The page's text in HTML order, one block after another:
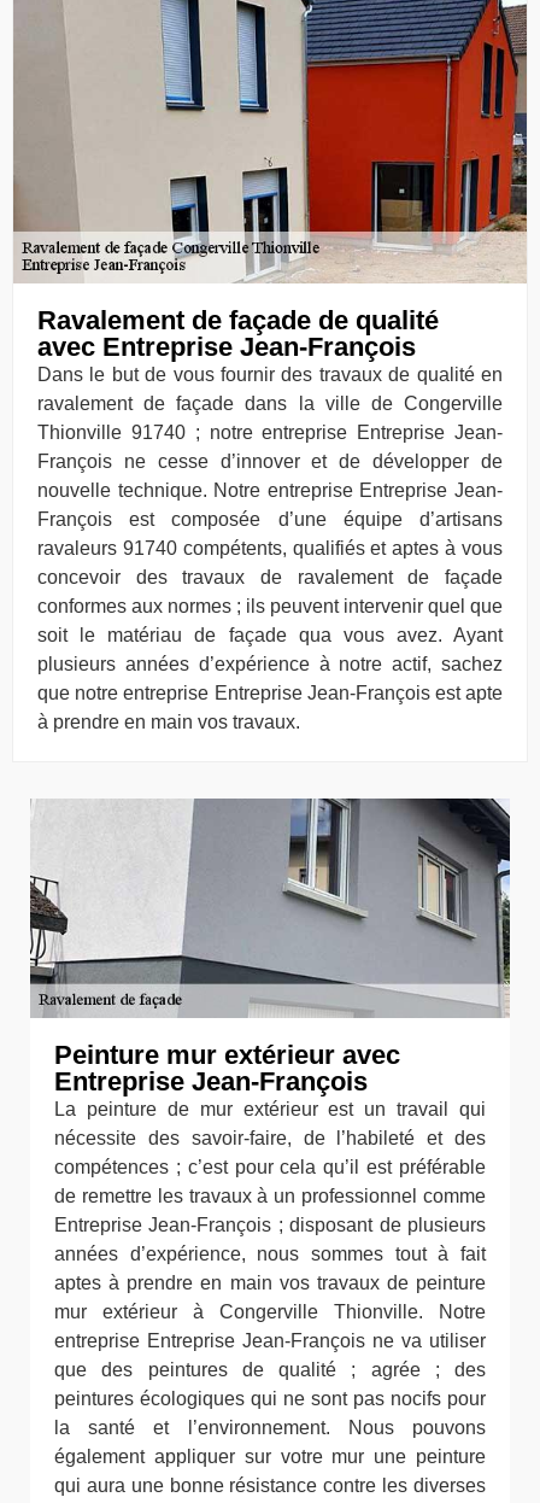
Ravalement de façade de qualité
avec Entreprise Jean-François
Dans le but de vous fournir des travaux de qualité en
ravalement de façade dans la ville de Congerville
Thionville 91740 ; notre entreprise Entreprise Jean-
François ne cesse d’innover et de développer de
nouvelle technique. Notre entreprise Entreprise Jean-
François est composée d’une équipe d’artisans
ravaleurs 91740 compétents, qualifiés et aptes à vous
concevoir des travaux de ravalement de façade
conformes aux normes ; ils peuvent intervenir quel que
soit le matériau de façade qua vous avez. Ayant
plusieurs années d’expérience à notre actif, sachez
que notre entreprise Entreprise Jean-François est apte
à prendre en main vos travaux.
Peinture mur extérieur avec
Entreprise Jean-François
La peinture de mur extérieur est un travail qui
nécessite des savoir-faire, de l’habileté et des
compétences ; c’est pour cela qu’il est préférable
de remettre les travaux à un professionnel comme
Entreprise Jean-François ; disposant de plusieurs
années d’expérience, nous sommes tout à fait
aptes à prendre en main vos travaux de peinture
mur extérieur à Congerville Thionville. Notre
entreprise Entreprise Jean-François ne va utiliser
que des peintures de qualité ; agrée ; des
peintures écologiques qui ne sont pas nocifs pour
la santé et l’environnement. Nous pouvons
également appliquer sur votre mur une peinture
qui aura une bonne résistance contre les diverses